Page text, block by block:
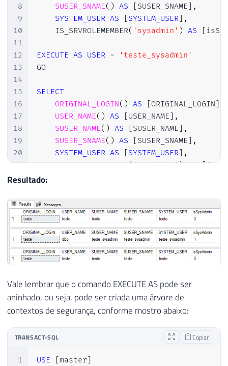
8
9
10
11
12
13
14
15
16
17
18
19
20
21
22
24
25
26
27
28
29
31
32
33
SUSER_SNAME( ) AS [SUSER_SNAME] ,
SYSTEM_USER AS [SYSTEM_USER] ,
    IS_SRVROLEMEMBER
( 'sysadmin' ) AS [
EXECUTE AS USER =
'teste_sysadmin'
GO
SELECT
ORIGINAL_LOGIN( ) AS [ORIGINAL_LOGIN]
USER_NAME( ) AS [USER_NAME] ,
SUSER_NAME( ) AS [SUSER_NAME] ,
SUSER_SNAME( ) AS [SUSER_SNAME] ,
SYSTEM_USER AS [SYSTEM_USER] ,
    IS_SRVROLEMEMBER
('sysadmin') AS [
GO
REVERT
GO
SELECT
ORIGINAL_LOGIN() AS [ORIGINAL_LOGIN],
USER_NAME() AS [USER_NAME],
SUSER_SNAME() AS [ SUSER_SNAME]
SYSTEM_USER AS [SYSTEM_USER],
    IS_SRVROLEMEMBER
( 'sysadmin') AS
Resultado:
Vale lembrar que o comando EXECUTE AS pode ser
aninhado, ou seja, pode ser criada uma árvore de
contextos de segurança, conforme mostro abaixo:
TRANSACT-SQL Copiar
1
USE master